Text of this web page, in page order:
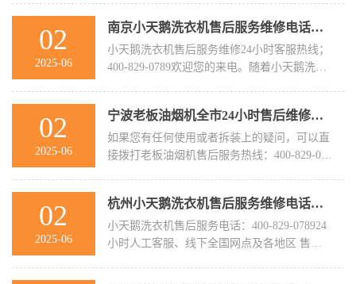
02
2025-06
南京小天鹅洗衣机售后服务维修电话丨24小时受理统一咨询
小天鹅洗衣机售后服务维修24小时客服热线；
400-829-0789欢迎您的来电。随着小天鹅洗衣
02
2025-06
宁波老板油烟机全市24小时售后维修服务点客服热线号码
如果您有任何使用或者拆装上的疑问，可以直
接拨打老板油烟机售后服务热线：400-829-078
02
2025-06
杭州小天鹅洗衣机售后服务维修电话丨24小时受理统一咨询
小天鹅洗衣机售后服务电话：400-829-078924
小时人工客服、线下全国网点及各地区 售后